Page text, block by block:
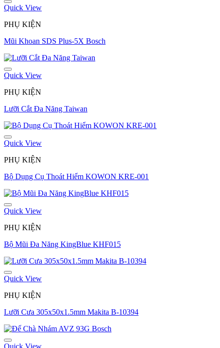
Quick View
PHỤ KIỆN
Mũi Khoan SDS Plus-5X Bosch
Quick View
PHỤ KIỆN
Lưỡi Cắt Đa Năng Taiwan
Quick View
PHỤ KIỆN
Bộ Dụng Cụ Thoát Hiểm KOWON KRE-001
Quick View
PHỤ KIỆN
Bộ Mũi Đa Năng KingBlue KHF015
Quick View
PHỤ KIỆN
Lưỡi Cưa 305x50x1.5mm Makita B-10394
Quick View